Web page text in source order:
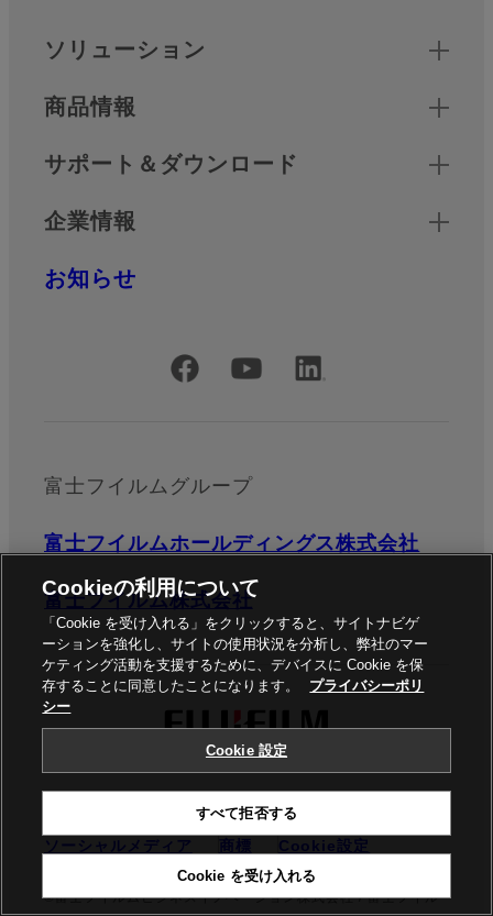
クイックリンク
ソリューション
商品情報
サポート＆ダウンロード
企業情報
お知らせ
公式SNSアカウント
富士フイルムグループ
富士フイルムホールディングス株式会社
富士フイルム株式会社
プライバシーポリシー
サイトご利用条件
ソーシャルメディア
商標 Cookie設定
©富士フイルムビジネスイノベーション株式会社 / 富士フイル
Cookieの利用について
「Cookie を受け入れる」をクリックすると、サイトナビゲ
ーションを強化し、サイトの使用状況を分析し、弊社のマー
ケティング活動を支援するために、デバイスに Cookie を保
存することに同意したことになります。
プライバシーポリ
シー
Cookie 設定
すべて拒否する
Cookie を受け入れる